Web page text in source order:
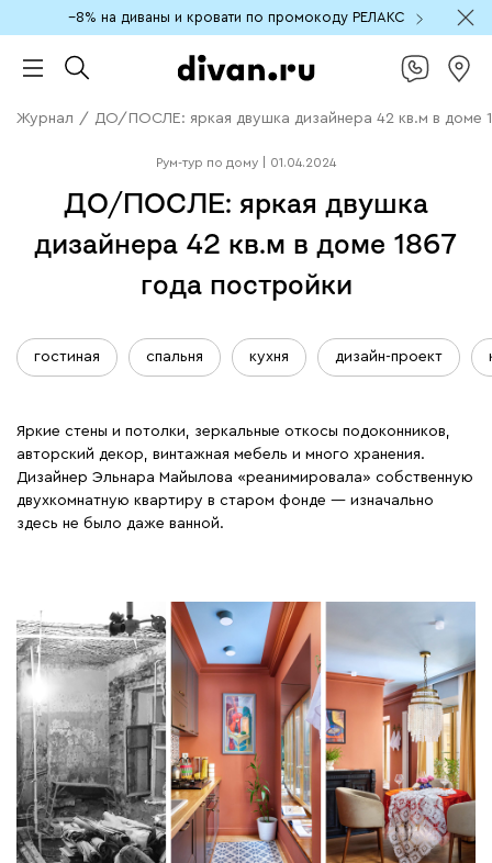
−8% на диваны и кровати по промокоду РЕЛАКС
Журнал / ДО/ПОСЛЕ: яркая двушка дизайнера 42 кв.м в доме
Рум-тур по дому 01.04.2024
ДО/ПОСЛЕ: яркая двушка
дизайнера 42 кв.м в доме 1867
года постройки
гостиная спальня кухня дизайн-проект
Яркие стены и потолки, зеркальные откосы подоконников,
авторский декор, винтажная мебель и много хранения.
Дизайнер Эльнара Майылова «реанимировала» собственную
двухкомнатную квартиру в старом фонде — изначально
здесь не было даже ванной.